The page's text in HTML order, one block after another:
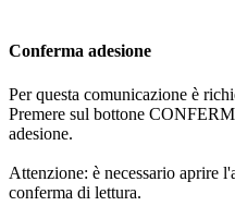
Conferma adesione
Per questa comunicazione è
Premere sul bottone
adesione.
Attenzione: è necessario aprire
conferma di lettura.